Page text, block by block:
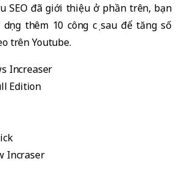
SEO đã giới thiệu ở phần trên, bạn
thêm 10 công cụ sau để tăng số
trên Youtube.
Increaser
Edition
Incraser